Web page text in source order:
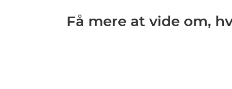
Få mere at vide om,